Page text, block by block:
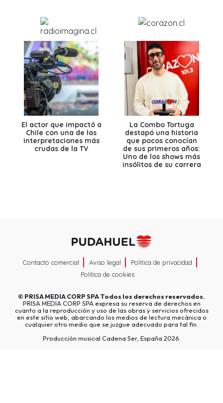
El actor que impactó a
Chile con una de las
interpretaciones más
crudas de la TV
La Combo Tortuga
destapó una historia
que pocos conocían
de sus primeros años:
Uno de los shows más
insólitos de su carrera
Contacto comercial Aviso legal
Política de privacidad
Política de cookies
© PRISA MEDIA CORP SPATodos los derechos reservados.
PRISA MEDIA CORP SPA expresa su reserva de derechos en
cuanto a la reproducción y uso de las obras y servicios ofrecidos
en este sitio web, abarcando los medios de lectura mecánica o
cualquier otro medio que se juzgue adecuado para tal fin.
Producción musical Cadena Ser, España 2026.